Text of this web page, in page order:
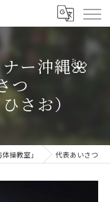
ー沖縄🌺
つ
さお）
操教室」 代表あいさつ